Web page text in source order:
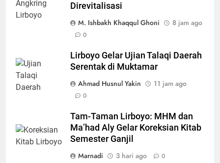
Direvitalisasi
M. Ishbakh Khaqqul Ghoni
8 jam ago
0
Lirboyo Gelar Ujian Talaqi Daerah
Serentak di Muktamar
Ahmad Husnul Yakin
11 jam ago
0
Tam-Taman Lirboyo: MHM dan
Ma’had Aly Gelar Koreksian Kitab
Semester Ganjil
Marnadi
3 hari ago 0